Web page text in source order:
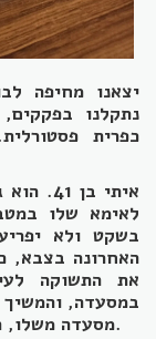
יצאנו מחיפה
נתקלנו
כפרית
איתי
לאימא שלו
בשקט ולא
האחרונה בצבא,
את התשוקה
במסעדה, והמשיך
מסעדה משלו, הספיק לעבוד גם במסעדות בשריות בחו"ל.